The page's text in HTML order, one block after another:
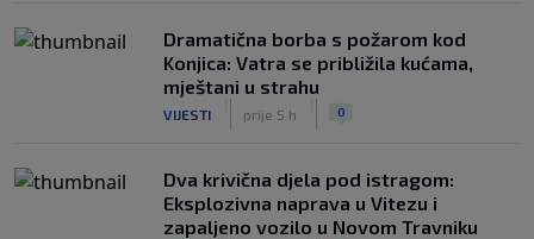
Dramatična borba s požarom kod
Konjica: Vatra se približila kućama,
mještani u strahu
VIJESTI prije 5 h 0
Dva krivična djela pod istragom:
Eksplozivna naprava u Vitezu i
zapaljeno vozilo u Novom Travniku